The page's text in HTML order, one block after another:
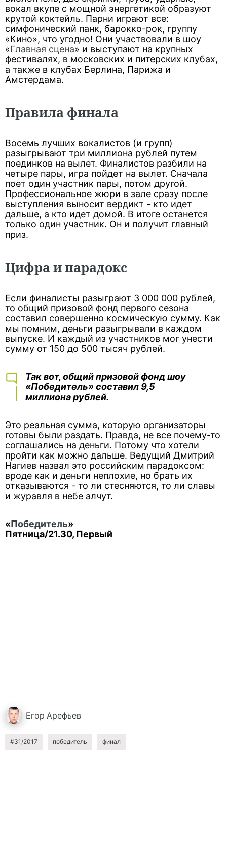
вокал вкупе с мощной энергетикой образуют
крутой коктейль. Парни играют все:
симфонический панк, барокко-рок, группу
«Кино», что угодно! Они участвовали в шоу
«Главная сцена» и выступают на крупных
фестивалях, в московских и питерских клубах,
а также в клубах Берлина, Парижа и
Амстердама.
Правила финала
Восемь лучших вокалистов (и групп)
разыгрывают три миллиона рублей путем
поединков на вылет. Финалистов разбили на
четыре пары, игра пойдет на вылет. Сначала
поет один участник пары, потом другой.
Профессиональное жюри в зале сразу после
выступления выносит вердикт - кто идет
дальше, а кто идет домой. В итоге останется
только один участник. Он и получит главный
приз.
Цифра и парадокс
Если финалисты разыграют 3 000 000 рублей,
то общий призовой фонд первого сезона
составил совершенно космическую сумму. Как
мы помним, деньги разыгрывали в каждом
выпуске. И каждый из участников мог унести
сумму от 150 до 500 тысяч рублей.
Так вот, общий призовой фонд шоу
«Победитель» составил 9,5
миллиона рублей.
Это реальная сумма, которую организаторы
готовы были раздать. Правда, не все почему-то
соглашались на деньги. Потому что хотели
пройти как можно дальше. Ведущий Дмитрий
Нагиев назвал это российским парадоксом:
вроде как и деньги неплохие, но брать их
отказываются - то ли стесняются, то ли славы
и журавля в небе алчут.
«Победитель»
Пятница/21.30, Первый
Егор Арефьев
#31/2017 победитель финал